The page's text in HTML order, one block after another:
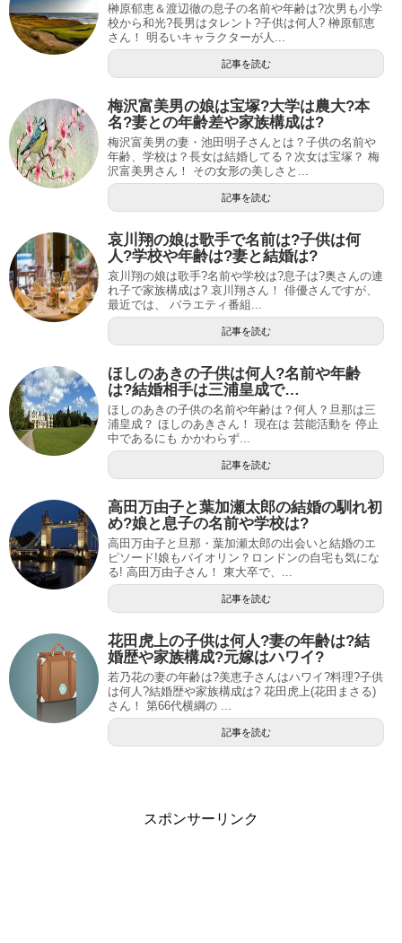
榊原郁恵＆渡辺徹の息子の名前や年齢は?次男も小学
校から和光?長男はタレント?子供は何人? 榊原郁恵
さん！ 明るいキャラクターが人...
記事を読む
梅沢富美男の娘は宝塚?大学は農大?本
名?妻との年齢差や家族構成は?
梅沢富美男の妻・池田明子さんとは？子供の名前や
年齢、学校は？長女は結婚してる？次女は宝塚？ 梅
沢富美男さん！ その女形の美しさと...
記事を読む
哀川翔の娘は歌手で名前は?子供は何
人?学校や年齢は?妻と結婚は?
哀川翔の娘は歌手?名前や学校は?息子は?奥さんの連
れ子で家族構成は? 哀川翔さん！ 俳優さんですが、
最近では、 バラエティ番組...
記事を読む
ほしのあきの子供は何人?名前や年齢
は?結婚相手は三浦皇成で…
ほしのあきの子供の名前や年齢は？何人？旦那は三
浦皇成？ ほしのあきさん！ 現在は 芸能活動を 停止
中であるにも かかわらず...
記事を読む
高田万由子と葉加瀬太郎の結婚の馴れ初
め?娘と息子の名前や学校は?
高田万由子と旦那・葉加瀬太郎の出会いと結婚のエ
ピソード!娘もバイオリン？ロンドンの自宅も気にな
る! 高田万由子さん！ 東大卒で、...
記事を読む
花田虎上の子供は何人?妻の年齢は?結
婚歴や家族構成?元嫁はハワイ?
若乃花の妻の年齢は?美恵子さんはハワイ?料理?子供
は何人?結婚歴や家族構成は? 花田虎上(花田まさる)
さん！ 第66代横綱の ...
記事を読む
スポンサーリンク